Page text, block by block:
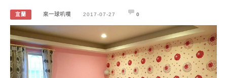
宜蘭 來一球叭噗 2017-07-27 0